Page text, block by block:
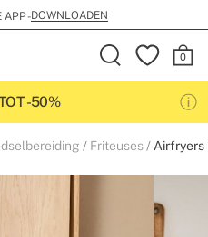
VANAF 99€
-50%
Friteuses Airfryers